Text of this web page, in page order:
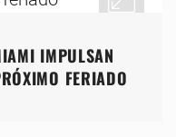
IMPULSAN
FERIADO